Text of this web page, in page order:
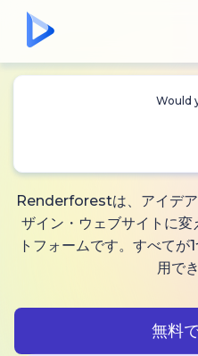
Would
無制限
Renderforestは、アイデ
ザイン・ウェブサイトに
トフォームです。すべてが
用で
無料